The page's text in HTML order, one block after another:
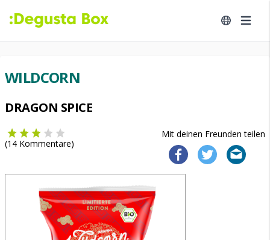
WILDCORN
DRAGON SPICE
Mit deinen Freunden teilen
(14 Kommentare)